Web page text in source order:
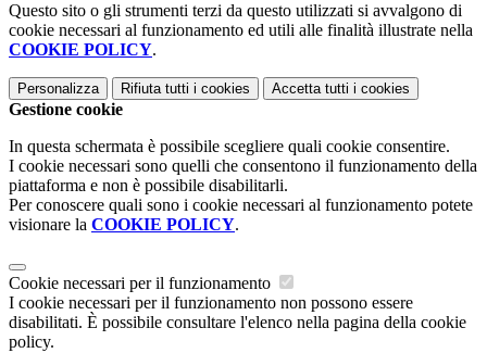
Questo sito o gli strumenti terzi da questo utilizzati si avvalgono di
cookie necessari al funzionamento ed utili alle finalità illustrate nella
COOKIE POLICY.
Personalizza Rifiuta tutti i cookies Accetta tutti i cookies
Gestione cookie
In questa schermata è possibile scegliere quali cookie consentire.
I cookie necessari sono quelli che consentono il funzionamento della
piattaforma e non è possibile disabilitarli.
Per conoscere quali sono i cookie necessari al funzionamento potete
visionare la COOKIE POLICY.
Cookie necessari per il funzionamento
I cookie necessari per il funzionamento non possono essere
disabilitati. È possibile consultare l'elenco nella pagina della cookie
policy.